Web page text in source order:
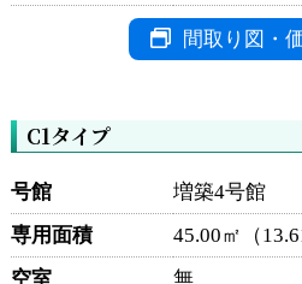
間取り図・
C1タイプ
号館
増築4号館
専用面積
45.00㎡（
空室
無